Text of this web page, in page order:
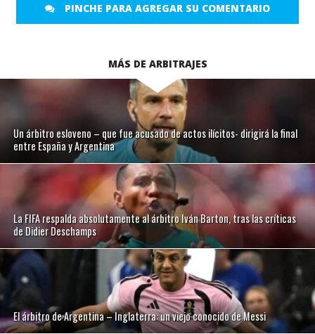
PINCHE PARA AGREGAR SU COMENTARIO
MÁS DE ARBITRAJES
Un árbitro esloveno – que fue acusado de actos ilícitos- dirigirá la final
entre España y Argentina
La FIFA respalda absolutamente al árbitro Iván Barton, tras las críticas
de Didier Deschamps
El árbitro de Argentina – Inglaterra: un viejo conocido de Messi